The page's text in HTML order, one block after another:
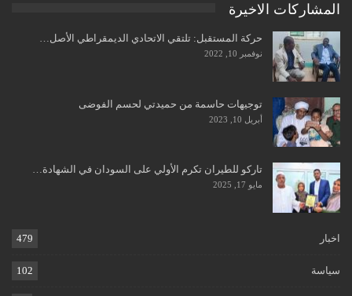
المشاركات الاخيرة
حركة المستقبل: تلتقي الاتحادي الديمقراطي الأصل…
نوفمبر 10, 2022
توجيهات حاسمة من حميدتي لحسم الفوضى
أبريل 10, 2023
تاركو للطيران تكرم الأولي على السودان في الشهادة…
مايو 17, 2025
اخبار 479
سياسة 102